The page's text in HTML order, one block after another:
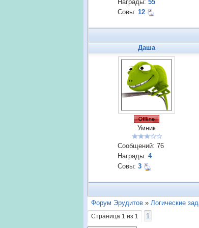
Награды: 55
Совы: 12
Даша
Умник
Сообщений: 76
Награды: 4
Совы: 3
Форум Эрудитов » Логические
Страница 1 из 1 1